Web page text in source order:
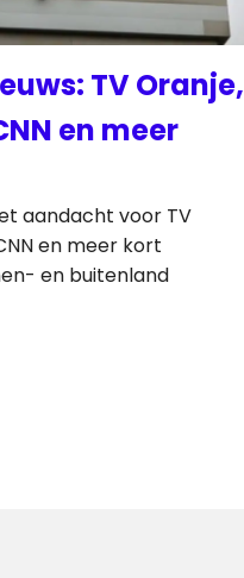
TV Oranje,
en meer
aandacht voor TV
en meer kort
en buitenland